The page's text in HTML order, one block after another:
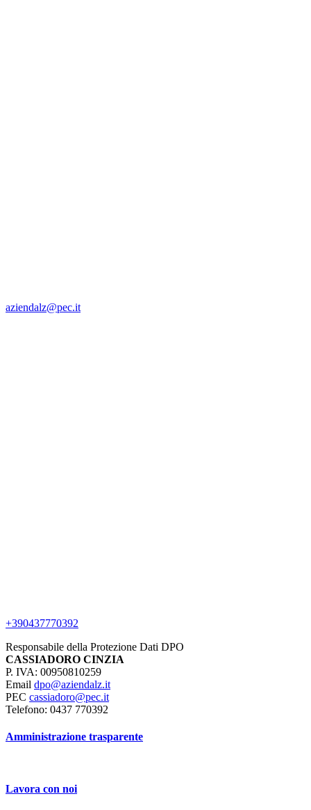
aziendalz@pec.it
+390437770392
Responsabile della Protezione Dati DPO
CASSIADORO CINZIA
P. IVA: 00950810259
Email dpo@aziendalz.it
PEC cassiadoro@pec.it
Telefono: 0437 770392
Amministrazione trasparente
Lavora con noi